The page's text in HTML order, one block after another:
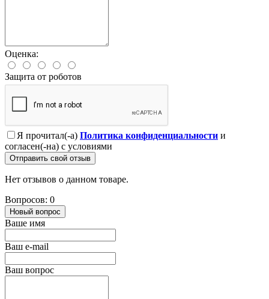
Оценка:
Защита от роботов
Я прочитал(-а) Политика конфиденциальности и
согласен(-на) с условиями
Отправить свой отзыв
Нет отзывов о данном товаре.
Вопросов: 0
Новый вопрос
Ваше имя
Ваш e-mail
Ваш вопрос